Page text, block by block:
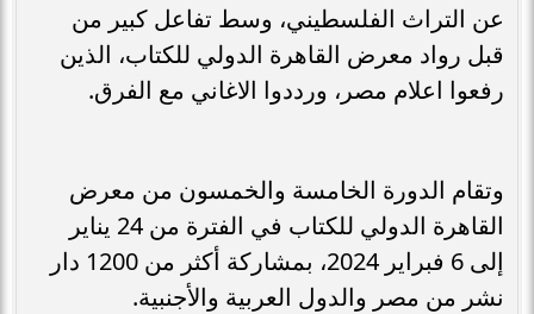
عن التراث الفلسطيني، وسط تفاعل كبير من
قبل رواد معرض القاهرة الدولي للكتاب، الذين
رفعوا اعلام مصر، ورددوا الاغاني مع الفرق.
وتقام الدورة الخامسة والخمسون من معرض
القاهرة الدولي للكتاب في الفترة من 24 يناير
إلى 6 فبراير 2024، بمشاركة أكثر من 1200 دار
نشر من مصر والدول العربية والأجنبية.